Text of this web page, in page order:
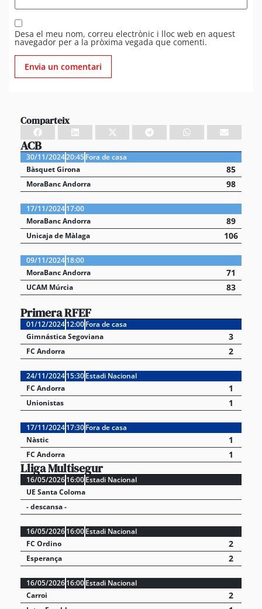
Desa el meu nom, correu electrònic i lloc web en aquest
navegador per a la pròxima vegada que comenti.
Comparteix
ACB
30/11/202420:45Fora de casa
Bàsquet Girona
85
MoraBanc Andorra 98
17/11/202417:00
MoraBanc Andorra
89
Unicaja de Màlaga 106
09/11/202418:00
MoraBanc Andorra
71
UCAM Múrcia 83
Primera RFEF
01/12/202412:00Fora de casa
Gimnástica Segoviana
3
FC Andorra 2
24/11/202415:30Estadi Nacional
FC Andorra
1
Unionistas 1
17/11/202417:30Fora de casa
Nàstic
1
FC Andorra 1
Lliga Multisegur
16/05/202616:00Estadi Nacional
UE Santa Coloma
- descansa -
16/05/202616:00Estadi Nacional
FC Ordino
2
Esperança 2
16/05/202616:00Estadi Nacional
Carroi
2